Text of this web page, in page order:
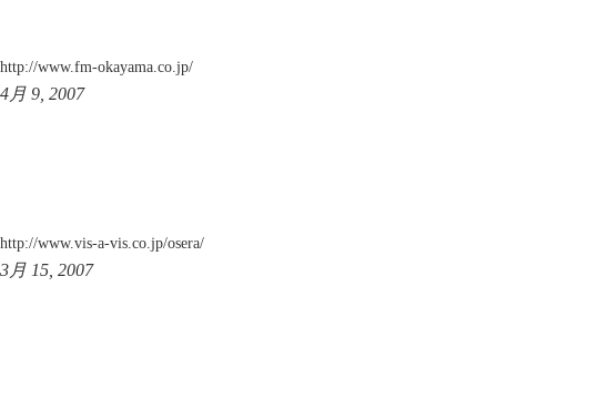
http://www.fm-okayama.co.jp/
4月 9, 2007
http://www.vis-a-vis.co.jp/osera/
3月 15, 2007